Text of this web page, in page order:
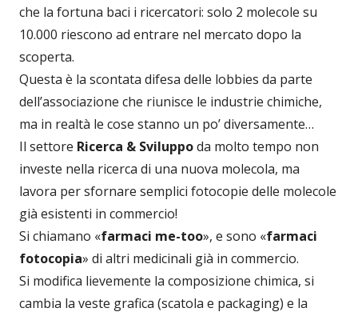
che la fortuna baci i ricercatori: solo 2 molecole su
10.000 riescono ad entrare nel mercato dopo la
scoperta.
Questa è la scontata difesa delle lobbies da parte
dell’associazione che riunisce le industrie chimiche,
ma in realtà le cose stanno un po’ diversamente…
Il settore Ricerca & Sviluppoda molto tempo non
investe nella ricerca di una nuova molecola, ma
lavora per sfornare semplici fotocopie delle molecole
già esistenti in commercio!
Si chiamano «farmaci me-too», e sono «farmaci
fotocopia» di altri medicinali già in commercio.
Si modifica lievemente la composizione chimica, si
cambia la veste grafica (scatola e packaging) e la